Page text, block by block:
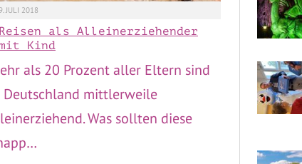
JULI 2018
Reisen als Alleinerziehender
Kind
als 20 Prozent aller Eltern sind
Deutschland mittlerweile
Was sollten diese